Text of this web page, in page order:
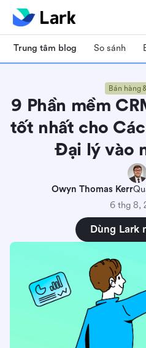
Trung tâm blog So sánh
Bán hàng
9 Phần mềm
tốt nhất cho
Đại lý vào
Owyn Thomas Kerr
6 thg 8,
Dùng Lark